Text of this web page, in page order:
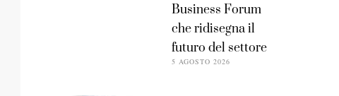
Business Forum
che ridisegna il
futuro del settore
5 AGOSTO 2026